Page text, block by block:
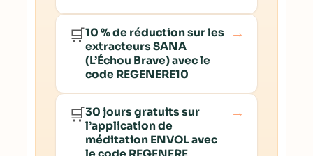
🛒10 % de réduction sur les
extracteurs SANA
(L’Échou Brave) avec le
code REGENERE10
→
🛒30 jours gratuits sur
l’application de
méditation ENVOL avec
→